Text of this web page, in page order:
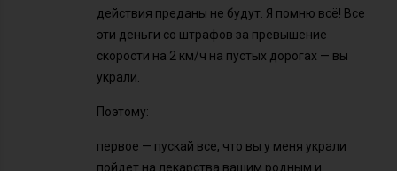
действия преданы не будут. Я помню всё! Все
эти деньги со штрафов за превышение
скорости на 2 км/ч на пустых дорогах — вы
украли.
Поэтому:
первое — пускай все, что вы у меня украли
пойдет на лекарства вашим родным и